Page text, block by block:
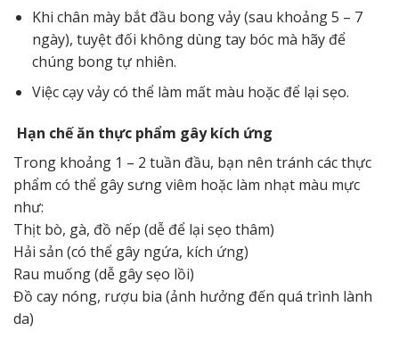
Khi chân mày bắt đầu bong vảy (sau khoảng 5 – 7
ngày), tuyệt đối không dùng tay bóc mà hãy để
chúng bong tự nhiên.
Việc cạy vảy có thể làm mất màu hoặc để lại sẹo.
Hạn chế ăn thực phẩm gây kích ứng
Trong khoảng 1 – 2 tuần đầu, bạn nên tránh các thực
phẩm có thể gây sưng viêm hoặc làm nhạt màu mực
như:
Thịt bò, gà, đồ nếp (dễ để lại sẹo thâm)
Hải sản (có thể gây ngứa, kích ứng)
Rau muống (dễ gây sẹo lồi)
Đồ cay nóng, rượu bia (ảnh hưởng đến quá trình lành
da)